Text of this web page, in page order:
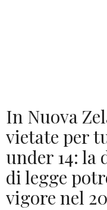
In Nuova
vietate per
under 14: la
di legge
vigore nel